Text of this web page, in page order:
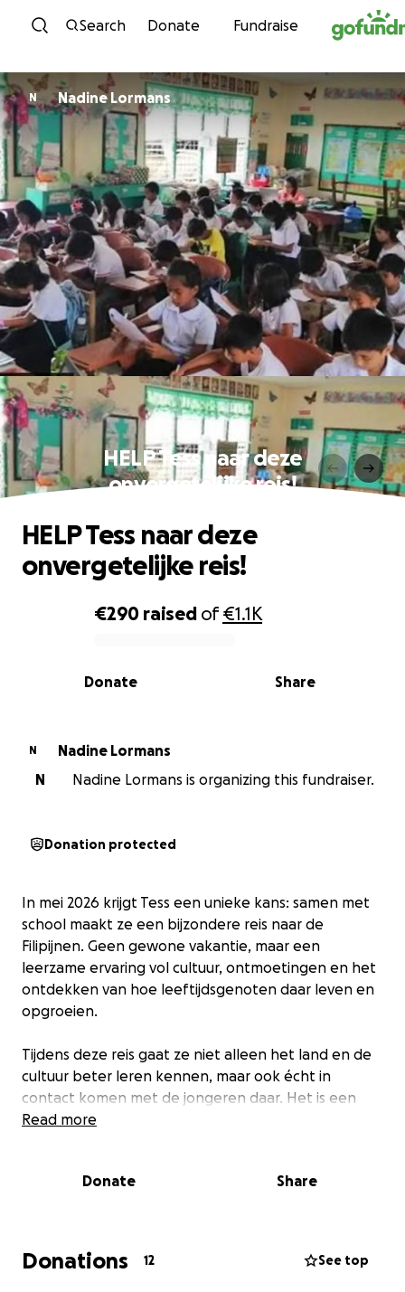
Skip to content
Search Donate Fundraise
N Nadine Lormans
HELP Tess naar deze
onvergetelijke reis!
0% complete
€290 raised of€1.1K
Share
Donate
HELP Tess naar deze
onvergetelijke reis!
N
Nadine Lormans
N
Nadine Lormans is organizing this fundraiser.
Donation protected
In mei 2026 krijgt Tess een unieke kans: samen met
school maakt ze een bijzondere reis naar de
Filipijnen. Geen gewone vakantie, maar een
leerzame ervaring vol cultuur, ontmoetingen en het
ontdekken van hoe leeftijdsgenoten daar leven en
opgroeien.
Tijdens deze reis gaat ze niet alleen het land en de
cultuur beter leren kennen, maar ook écht in
contact komen met de jongeren daar. Het is een
ervaring die haar blik op de wereld zal verbreden,
enthousiasme voor in door acties te organiseren en
haar handen uit de mouwen te steken. Maar om
Read more
Donate Share
Donations 12 See top